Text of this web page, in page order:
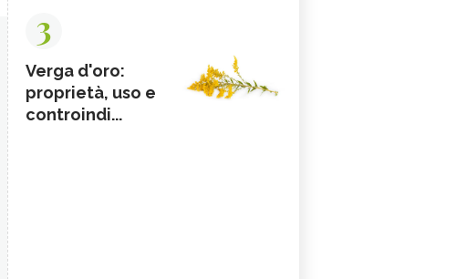
3
Verga d'oro:
proprietà, uso e
controindi...